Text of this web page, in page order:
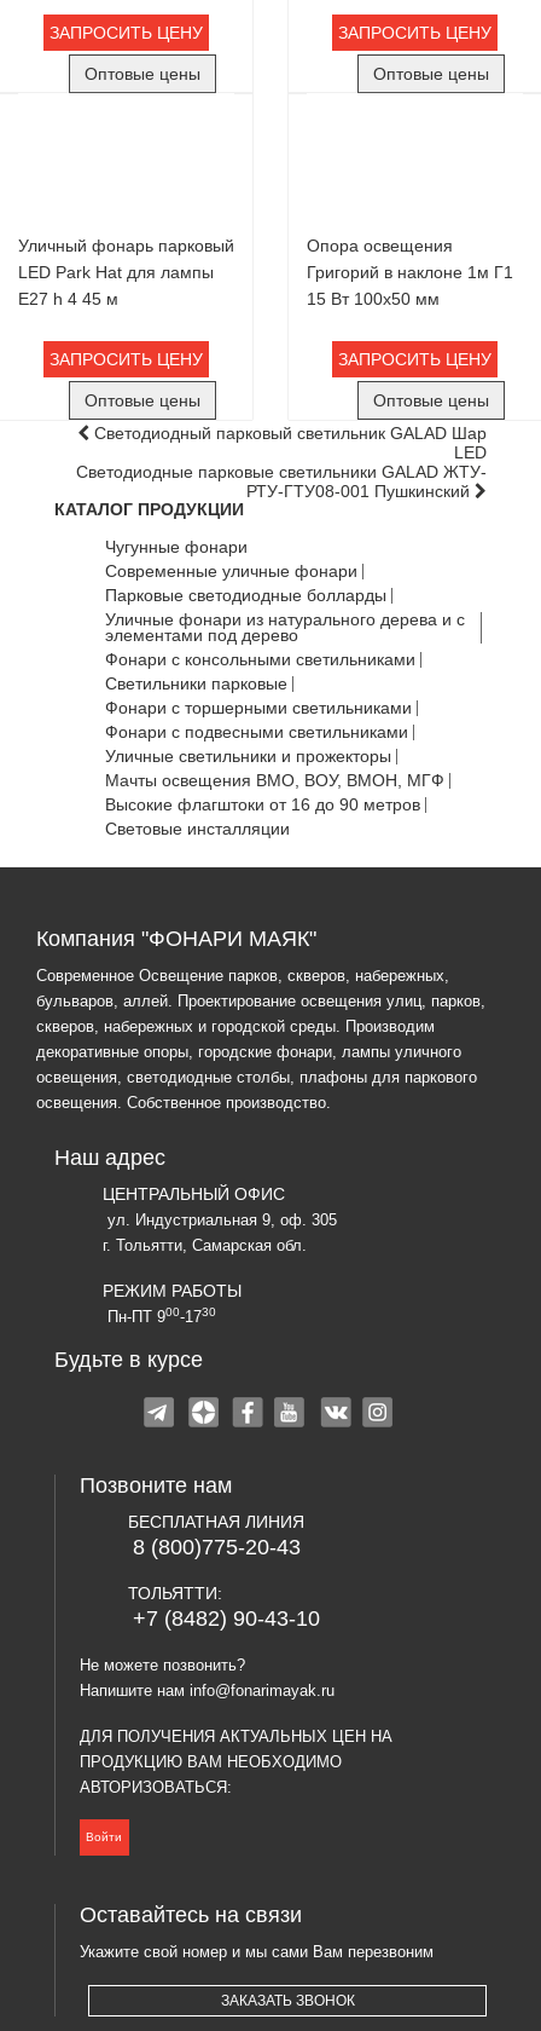
ЗАПРОСИТЬ ЦЕНУ
Оптовые цены
ЗАПРОСИТЬ ЦЕНУ
Оптовые цены
Уличный фонарь парковый
LED Park Hat для лампы
Е27 h 4 45 м
ЗАПРОСИТЬ ЦЕНУ
Оптовые цены
Опора освещения
Григорий в наклоне 1м Г1
15 Вт 100х50 мм
ЗАПРОСИТЬ ЦЕНУ
Оптовые цены
Светодиодный парковый светильник GALAD Шар
LED
Светодиодные парковые светильники GALAD ЖТУ-
РТУ-ГТУ08-001 Пушкинский
КАТАЛОГ ПРОДУКЦИИ
Чугунные фонари
Современные уличные фонари
Парковые светодиодные болларды
Уличные фонари из натурального дерева и с
элементами под дерево
Фонари с консольными светильниками
Светильники парковые
Фонари с торшерными светильниками
Фонари с подвесными светильниками
Уличные светильники и прожекторы
Мачты освещения ВМО, ВОУ, ВМОН, МГФ
Высокие флагштоки от 16 до 90 метров
Световые инсталляции
Компания "ФОНАРИ МАЯК"
Современное Освещение парков, скверов, набережных,
бульваров, аллей. Проектирование освещения улиц, парков,
скверов, набережных и городской среды. Производим
декоративные опоры, городские фонари, лампы уличного
освещения, светодиодные столбы, плафоны для паркового
освещения. Собственное производство.
Наш адрес
ЦЕНТРАЛЬНЫЙ ОФИС
ул. Индустриальная 9, оф. 305
г. Тольятти, Самарская обл.
РЕЖИМ РАБОТЫ
Пн-ПТ 900-1730
Будьте в курсе
Позвоните нам
БЕСПЛАТНАЯ ЛИНИЯ
8 (800)775-20-43
ТОЛЬЯТТИ:
+7 (8482) 90-43-10
Не можете позвонить?
Напишите нам info@fonarimayak.ru
ДЛЯ ПОЛУЧЕНИЯ АКТУАЛЬНЫХ ЦЕН НА
ПРОДУКЦИЮ ВАМ НЕОБХОДИМО
АВТОРИЗОВАТЬСЯ:
Войти
Оставайтесь на связи
Укажите свой номер и мы сами Вам перезвоним
ЗАКАЗАТЬ ЗВОНОК